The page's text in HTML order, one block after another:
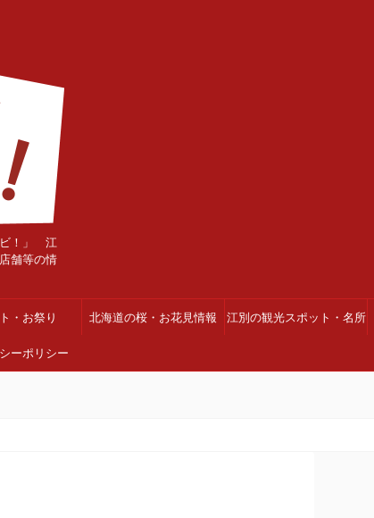
ビ！」 江
舗等の情
・お祭り 北海道の桜・お花見情報 江別の観光スポット・名所
ーポリシー